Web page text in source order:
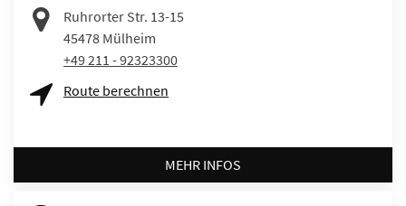
Ruhrorter Str. 13-15
45478 Mülheim
+49 211 - 92323300
Route berechnen
MEHR INFOS